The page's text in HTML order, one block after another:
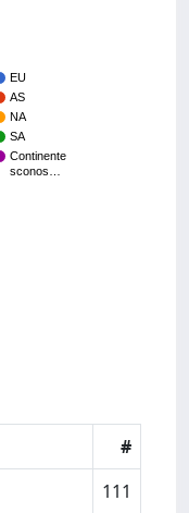
EU
AS
NA
SA
Continente
sconos…
#
111